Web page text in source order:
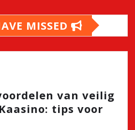
MISSED
van veilig
tips voor